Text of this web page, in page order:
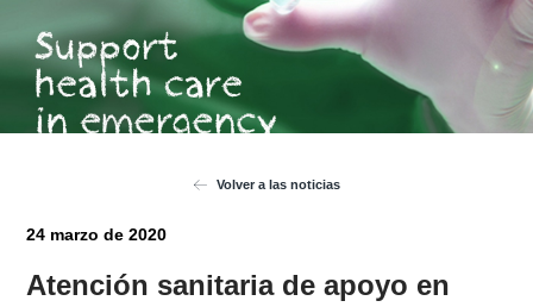
Volver a las noticias
24 marzo de 2020
Atención sanitaria de apoyo en